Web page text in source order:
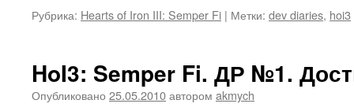
Рубрика: Hearts of Iron III: Semper Fi | Метки: dev diaries, hoi3
HoI3: Semper Fi. ДР №1.
Опубликовано 25.05.2010автором akmych